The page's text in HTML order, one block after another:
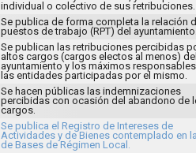
individual o colectivo de sus retribuciones.
Se publica de forma completa la relación
puestos de trabajo (RPT) del
Se publican las retribuciones percibidas
altos cargos (cargos electos al menos)
ayuntamiento y los máximos
las entidades participadas por el mismo.
Se hacen públicas las indemnizaciones
percibidas con ocasión del abandono de
cargos.
Se publica el Registro de Intereses de
Actividades y de Bienes contemplado en
de Bases de Régimen Local.